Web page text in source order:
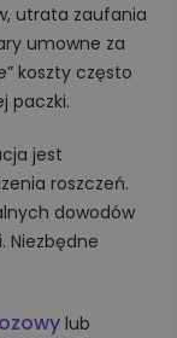
utrata zaufania
umowne za
koszty często
paczki.
jest
roszczeń.
dowodów
Niezbędne
lub